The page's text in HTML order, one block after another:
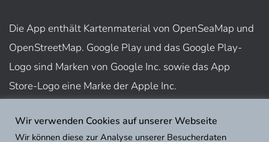
Die App enthält Kartenmaterial von OpenSeaMap und
OpenStreetMap. Google Play und das Google Play-
Logo sind Marken von Google Inc. sowie das App
Store-Logo eine Marke der Apple Inc.
Nutzungsbedingungen
Wir verwenden Cookies auf unserer Webseite
Wir können diese zur Analyse unserer Besucherdaten